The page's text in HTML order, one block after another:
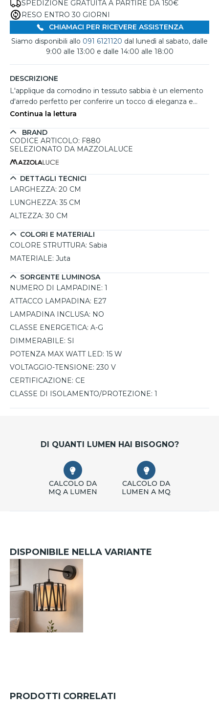
SPEDIZIONE GRATUITA A PARTIRE DA 150€
RESO ENTRO 30 GIORNI
CHIAMACI PER RICEVERE ASSISTENZA
Siamo disponibili allo 091 6121120 dal lunedì al sabato, dalle
9:00 alle 13:00 e dalle 14:00 alle 18:00
DESCRIZIONE
L'applique da comodino in tessuto sabbia è un elemento
d'arredo perfetto per conferire un tocco di eleganza e
calore alla tua camera da letto. Realizzata in juta, questa
serata più intima. Grazie al suo design glamour e classico,
si integra armoniosamente con diversi stili di arredamento.
spegnimento, mentre la compatibilità con lampadine E27
consente di scegliere la luce ideale per il tuo spazio. La
struttura in acciaio verniciato e plastica assicura robustezza
e durata, rendendo questo applique non solo un elemento
Continua la lettura
BRAND
CODICE ARTICOLO: F880
SELEZIONATO DA MAZZOLALUCE
DETTAGLI TECNICI
LARGHEZZA: 20 CM
LUNGHEZZA: 35 CM
ALTEZZA: 30 CM
COLORI E MATERIALI
COLORE STRUTTURA: Sabia
MATERIALE: Juta
SORGENTE LUMINOSA
NUMERO DI LAMPADINE: 1
ATTACCO LAMPADINA: E27
LAMPADINA INCLUSA: NO
CLASSE ENERGETICA: A-G
DIMMERABILE: SI
POTENZA MAX WATT LED: 15 W
VOLTAGGIO-TENSIONE: 230 V
CERTIFICAZIONE: CE
CLASSE DI ISOLAMENTO/PROTEZIONE: 1
DI QUANTI LUMEN HAI BISOGNO?
CALCOLO DA
MQ A LUMEN
CALCOLO DA
LUMEN A MQ
DISPONIBILE NELLA VARIANTE
PRODOTTI CORRELATI